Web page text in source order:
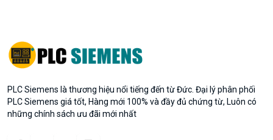
PLC Siemens là thương hiệu nổi tiếng đến từ Đức. Đại lý phân phối
PLC Siemens giá tốt, Hàng mới 100% và đầy đủ chứng từ, Luôn có
những chính sách ưu đãi mới nhất